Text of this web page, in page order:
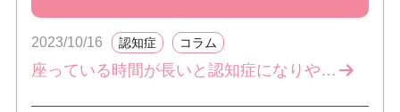
2023/10/16 認知症 コラム
座っている時間が長いと認知症になりやすい！